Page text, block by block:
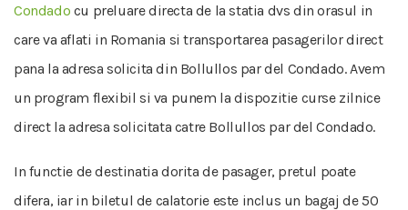
Condado cu preluare directa de la statia dvs din orasul in
care va aflati in Romania si transportarea pasagerilor direct
pana la adresa solicita din Bollullos par del Condado. Avem
un program flexibil si va punem la dispozitie curse zilnice
direct la adresa solicitata catre Bollullos par del Condado.
In functie de destinatia dorita de pasager, pretul poate
difera, iar in biletul de calatorie este inclus un bagaj de 50